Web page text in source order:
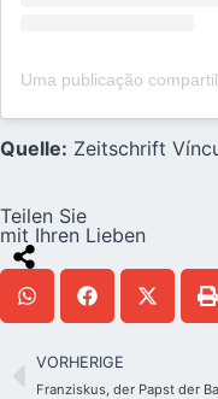
Quelle: Zeitschrift
Teilen Sie
mit Ihren Lieben
VORHERIGE